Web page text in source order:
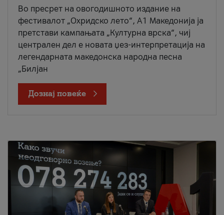
Во пресрет на овогодишното издание на
фестивалот „Охридско лето“, А1 Македонија ја
претстави кампањата „Културна врска“, чиј
централен дел е новата џез-интерпретација на
легендарната македонска народна песна
„Билјан
Дознај повеќе